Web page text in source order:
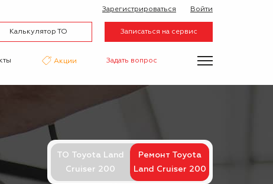
Калькулятор ТО Записаться на сервис
Зарегистрироваться Войти
Акции Задать вопрос
ТО Toyota Land
Cruiser 200
Ремонт Toyota
Land Cruiser 200